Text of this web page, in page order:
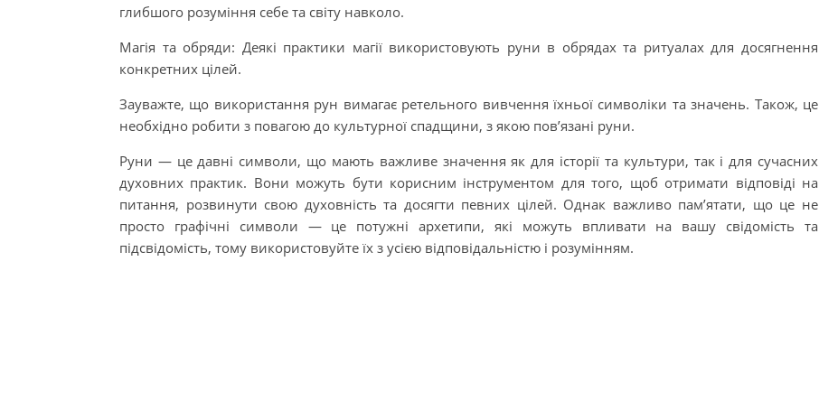
глибшого розуміння себе та світу навколо.
Магія та обряди: Деякі практики магії використовують руни в обрядах та ритуалах для досягнення
конкретних цілей.
Зауважте, що використання рун вимагає ретельного вивчення їхньої символіки та значень. Також, це
необхідно робити з повагою до культурної спадщини, з якою пов’язані руни.
Руни — це давні символи, що мають важливе значення як для історії та культури, так і для сучасних
духовних практик. Вони можуть бути корисним інструментом для того, щоб отримати відповіді на
питання, розвинути свою духовність та досягти певних цілей. Однак важливо пам’ятати, що це не
просто графічні символи — це потужні архетипи, які можуть впливати на вашу свідомість та
підсвідомість, тому використовуйте їх з усією відповідальністю і розумінням.